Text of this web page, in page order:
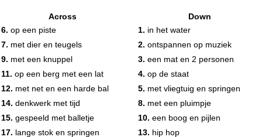
Across
6. op een piste
7. met dier en teugels
9. met een knuppel
11. op een berg met een lat
12. met net en een harde bal
14. denkwerk met tijd
15. gespeeld met balletje
17. lange stok en springen
Down
1. in het water
2. ontspannen op muziek
3. een mat en 2 personen
4. op de staat
5. met vliegtuig en springen
8. met een pluimpje
10. een boog en pijlen
13. hip hop